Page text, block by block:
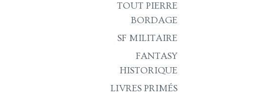
TOUT PIERRE
BORDAGE
SF MILITAIRE
FANTASY
HISTORIQUE
LIVRES PRIMÉS